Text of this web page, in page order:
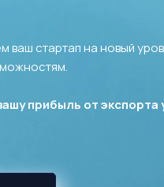
ваш стартап на новый
прибыль от экспорта